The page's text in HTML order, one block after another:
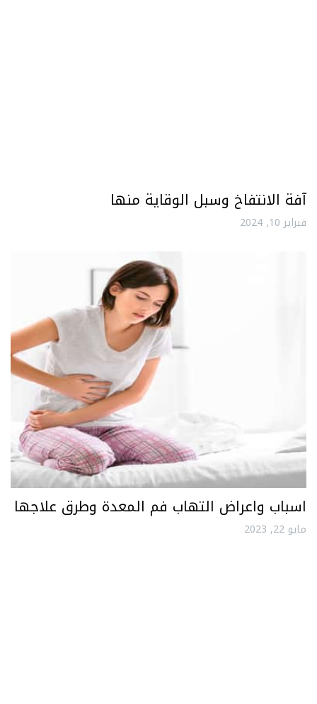
آفة الانتفاخ وسبل الوقاية منها
فبراير 10, 2024
اسباب واعراض التهاب فم المعدة وطرق علاجها
مايو 22, 2023